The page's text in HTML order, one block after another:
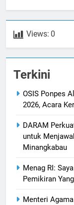
Views: 0
Terkini
OSIS Ponpes
2026, Acara
DARAM
untuk
Minangkabau
Menag RI:
Pemikiran
Menteri